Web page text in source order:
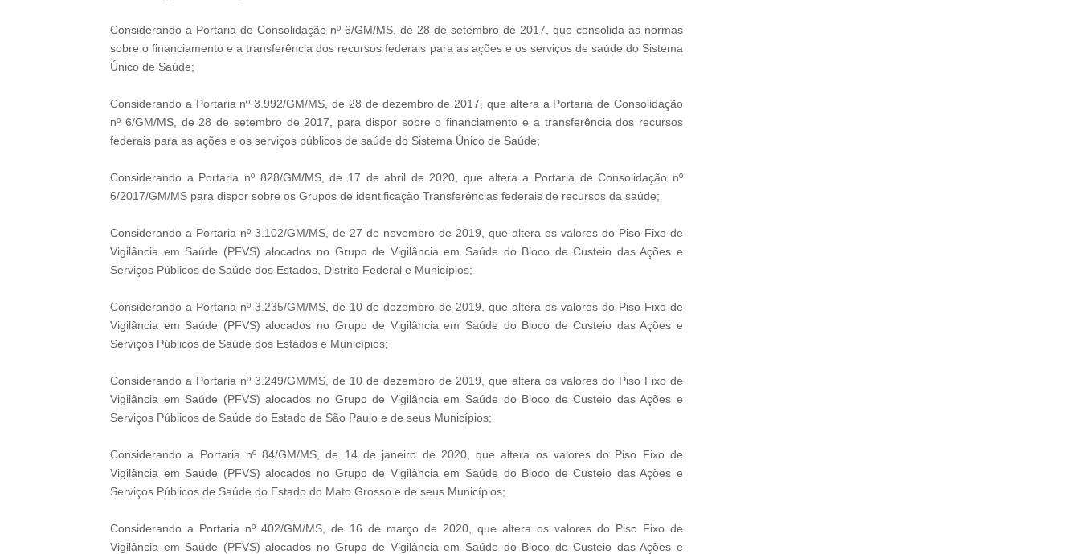
Considerando a Portaria de Consolidação nº 6/GM/MS, de 28 de setembro de 2017, que consolida as normas
sobre o financiamento e a transferência dos recursos federais para as ações e os serviços de saúde do Sistema
Único de Saúde;
Considerando a Portaria nº 3.992/GM/MS, de 28 de dezembro de 2017, que altera a Portaria de Consolidação
nº 6/GM/MS, de 28 de setembro de 2017, para dispor sobre o financiamento e a transferência dos recursos
federais para as ações e os serviços públicos de saúde do Sistema Único de Saúde;
Considerando a Portaria nº 828/GM/MS, de 17 de abril de 2020, que altera a Portaria de Consolidação nº
6/2017/GM/MS para dispor sobre os Grupos de identificação Transferências federais de recursos da saúde;
Considerando a Portaria nº 3.102/GM/MS, de 27 de novembro de 2019, que altera os valores do Piso Fixo de
Vigilância em Saúde (PFVS) alocados no Grupo de Vigilância em Saúde do Bloco de Custeio das Ações e
Serviços Públicos de Saúde dos Estados, Distrito Federal e Municípios;
Considerando a Portaria nº 3.235/GM/MS, de 10 de dezembro de 2019, que altera os valores do Piso Fixo de
Vigilância em Saúde (PFVS) alocados no Grupo de Vigilância em Saúde do Bloco de Custeio das Ações e
Serviços Públicos de Saúde dos Estados e Municípios;
Considerando a Portaria nº 3.249/GM/MS, de 10 de dezembro de 2019, que altera os valores do Piso Fixo de
Vigilância em Saúde (PFVS) alocados no Grupo de Vigilância em Saúde do Bloco de Custeio das Ações e
Serviços Públicos de Saúde do Estado de São Paulo e de seus Municípios;
Considerando a Portaria nº 84/GM/MS, de 14 de janeiro de 2020, que altera os valores do Piso Fixo de
Vigilância em Saúde (PFVS) alocados no Grupo de Vigilância em Saúde do Bloco de Custeio das Ações e
Serviços Públicos de Saúde do Estado do Mato Grosso e de seus Municípios;
Considerando a Portaria nº 402/GM/MS, de 16 de março de 2020, que altera os valores do Piso Fixo de
Vigilância em Saúde (PFVS) alocados no Grupo de Vigilância em Saúde do Bloco de Custeio das Ações e